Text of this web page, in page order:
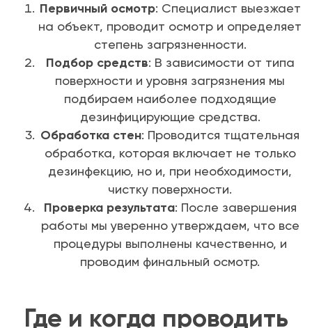
Первичный осмотр: Специалист выезжает
на объект, проводит осмотр и определяет
степень загрязненности.
Подбор средств: В зависимости от типа
поверхности и уровня загрязнения мы
подбираем наиболее подходящие
дезинфицирующие средства.
Обработка стен: Проводится тщательная
обработка, которая включает не только
дезинфекцию, но и, при необходимости,
чистку поверхности.
Проверка результата: После завершения
работы мы уверенно утверждаем, что все
процедуры выполнены качественно, и
проводим финальный осмотр.
Где и когда проводить